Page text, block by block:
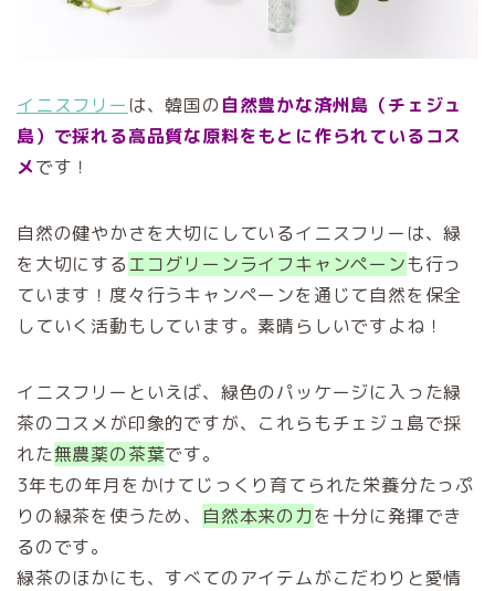
イニスフリーは、韓国の自然豊かな済州島（チェジュ
島）で採れる高品質な原料をもとに作られているコス
メです！
自然の健やかさを大切にしているイニスフリーは、緑
を大切にするエコグリーンライフキャンペーンも行っ
ています！度々行うキャンペーンを通じて自然を保全
していく活動もしています。素晴らしいですよね！
イニスフリーといえば、緑色のパッケージに入った緑
茶のコスメが印象的ですが、これらもチェジュ島で採
れた無農薬の茶葉です。
3年もの年月をかけてじっくり育てられた栄養分たっぷ
りの緑茶を使うため、 自然本来の力を十分に発揮でき
るのです。
緑茶のほかにも、すべてのアイテムがこだわりと愛情